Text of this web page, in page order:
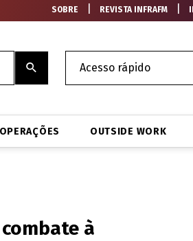
SOBRE REVISTA INFRAFM
OPERAÇÕES OUTSIDE WORK
à